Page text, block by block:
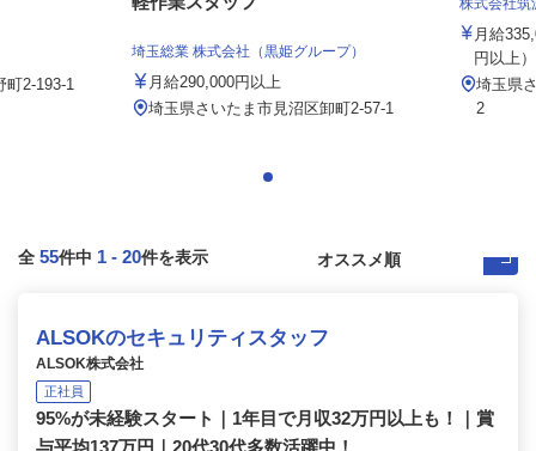
2-193-1
埼玉総業 株式会社（黒姫グループ）
月給290,000円以上
埼玉県さいたま市見沼区卸町2-57-1
月給
円以上）
埼玉県
2
全 55件中 1 - 20件を表示
ALSOKのセキュリティスタッフ
ALSOK株式会社
正社員
95%が未経験スタート｜1年目で月収32万円以上も！｜賞
与平均137万円｜20代30代多数活躍中！